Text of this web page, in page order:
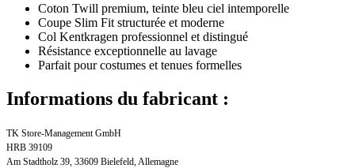
Coton Twill premium, teinte bleu ciel intemporelle
Coupe Slim Fit structurée et moderne
Col Kentkragen professionnel et distingué
Résistance exceptionnelle au lavage
Parfait pour costumes et tenues formelles
Informations du fabricant :
TK Store-Management GmbH
HRB 39109
Am Stadtholz 39, 33609 Bielefeld, Allemagne